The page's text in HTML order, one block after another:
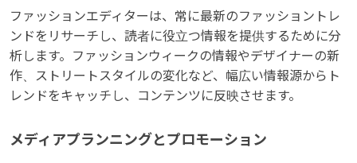
ファッションエディターは、常に最新のファッショントレ
ンドをリサーチし、読者に役立つ情報を提供するために分
析します。ファッションウィークの情報やデザイナーの新
作、ストリートスタイルの変化など、幅広い情報源からト
レンドをキャッチし、コンテンツに反映させます。
メディアプランニングとプロモーション